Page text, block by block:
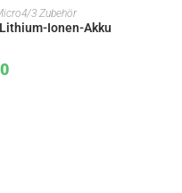
3 Zubehör
Ionen-Akku